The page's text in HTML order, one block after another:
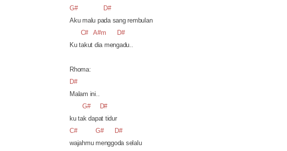
G#
D#
Aku malu pada sang rembulan
C#
A#m
D#
Ku takut dia mengadu..
Rhoma:
D#
Malam ini..
G#
D#
ku tak dapat tidur
C#
G#
D#
wajahmu menggoda selalu